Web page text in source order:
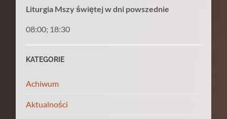
Liturgia Mszy świętej w dni powszednie
08:00; 18:30
KATEGORIE
Achiwum
Aktualności